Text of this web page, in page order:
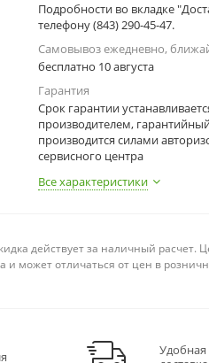
Подробности во вкладке
телефону (843) 290-45-47.
Самовывоз ежедневно,
бесплатно 10 августа
Гарантия
Срок гарантии
производителем,
производится силами
сервисного центра
Все характеристики
действует за наличный расчет.
и может отличаться от цен в
Удобная